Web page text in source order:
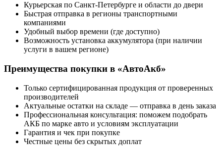
Курьерская по Санкт-Петербурге и области до двери
Быстрая отправка в регионы транспортными
компаниями
Удобный выбор времени (где доступно)
Возможность установка аккумулятора (при наличии
услуги в вашем регионе)
Преимущества покупки в «АвтоАкб»
Только сертифицированная продукция от проверенных
производителей
Актуальные остатки на складе — отправка в день заказа
Профессиональная консультация: поможем подобрать
АКБ по марке авто и условиям эксплуатации
Гарантия и чек при покупке
Честные цены без скрытых доплат